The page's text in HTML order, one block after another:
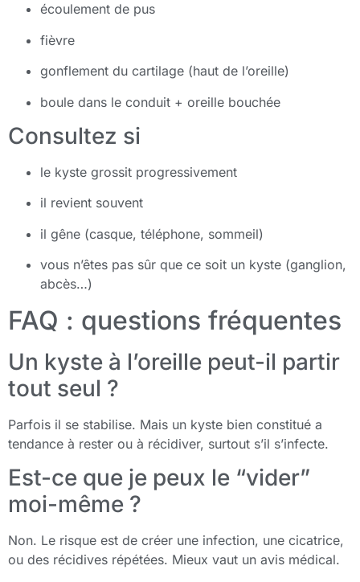
écoulement de pus
fièvre
gonflement du cartilage (haut de l’oreille)
boule dans le conduit + oreille bouchée
Consultez si
le kyste grossit progressivement
il revient souvent
il gêne (casque, téléphone, sommeil)
vous n’êtes pas sûr que ce soit un kyste (ganglion,
abcès…)
FAQ : questions fréquentes
Un kyste à l’oreille peut-il partir
tout seul ?
Parfois il se stabilise. Mais un kyste bien constitué a
tendance à rester ou à récidiver, surtout s’il s’infecte.
Est-ce que je peux le “vider”
moi-même ?
Non. Le risque est de créer une infection, une cicatrice,
ou des récidives répétées. Mieux vaut un avis médical.